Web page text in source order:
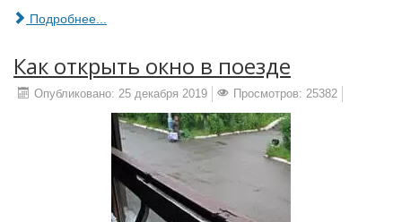
Подробнее...
Как открыть окно в поезде
Опубликовано: 25 декабря 2019 Просмотров: 25382